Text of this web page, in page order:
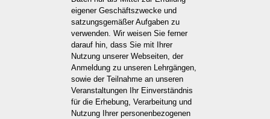
eigener Geschäftszwecke und
satzungsgemäßer Aufgaben zu
verwenden. Wir weisen Sie ferner
darauf hin, dass Sie mit Ihrer
Nutzung unserer Webseiten, der
Anmeldung zu unseren Lehrgängen,
sowie der Teilnahme an unseren
Veranstaltungen Ihr Einverständnis
für die Erhebung, Verarbeitung und
Nutzung Ihrer personenbezogenen